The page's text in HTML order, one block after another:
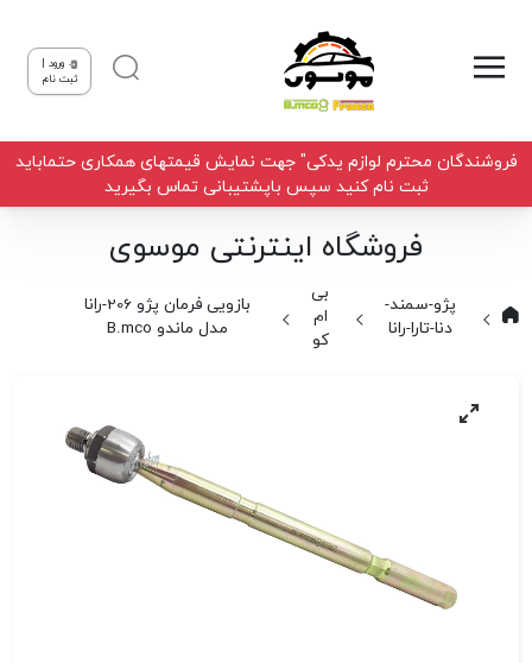
ورود |
ثبت نام
فروشندگان محترم لوازم یدکی" جهت نمایش قیمتهای همکاری حتماباید
ثبت نام کنید سپس باپشتیبانی تماس بگیرید
فروشگاه اینترنتی موسوی
پژو-سمند-
دنا-تارا-رانا
بی
ام
کو
بازویی فرمان پژو 206-رانا
مدل ماندو B.mco